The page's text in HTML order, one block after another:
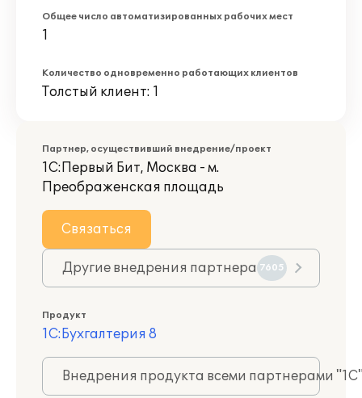
Общее число автоматизированных рабочих мест
1
Количество одновременно работающих клиентов
Толстый клиент: 1
Партнер, осуществивший внедрение/проект
1С:Первый Бит, Москва - м.
Преображенская площадь
Связаться
Другие внедрения партнера 7605
Продукт
1С:Бухгалтерия 8
Внедрения продукта всеми партнерами